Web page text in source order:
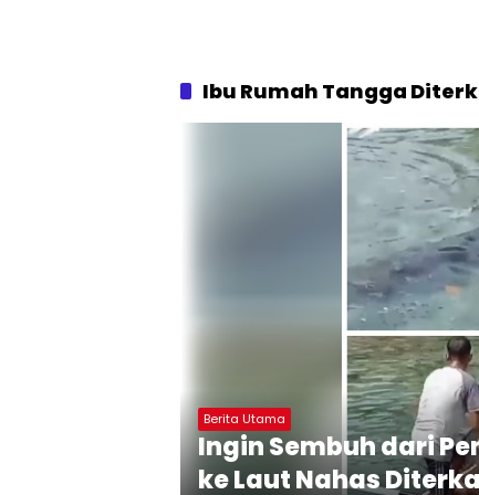
Ibu Rumah Tangga
Berita Utama
Ingin Sembuh dari
ke Laut Nahas